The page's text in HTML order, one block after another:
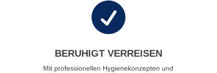

BERUHIGT VERREISEN
Mit professionellen Hygienekonzepten und